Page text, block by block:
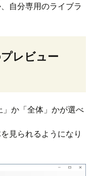
自分専用のライブラ
レビュー
」か「全体」かが選べ
見られるようになり